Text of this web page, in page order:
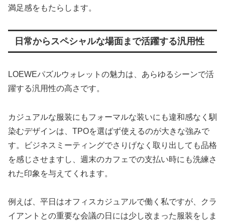
満足感をもたらします。
日常からスペシャルな場面まで活躍する汎用性
LOEWEパズルウォレットの魅力は、あらゆるシーンで活
躍する汎用性の高さです。
カジュアルな服装にもフォーマルな装いにも違和感なく馴
染むデザインは、TPOを選ばず使えるのが大きな強みで
す。ビジネスミーティングでさりげなく取り出しても品格
を感じさせますし、週末のカフェでの支払い時にも洗練さ
れた印象を与えてくれます。
例えば、平日はオフィスカジュアルで働く私ですが、クラ
イアントとの重要な会議の日には少し改まった服装をしま